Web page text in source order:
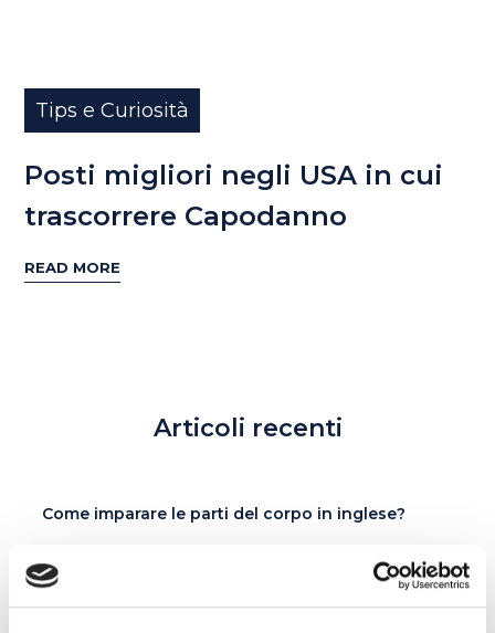
Tips e Curiosità
Posti migliori negli USA in cui
trascorrere Capodanno
READ MORE
Articoli recenti
Come imparare le parti del corpo in inglese?
Cosa significano red flag, gaslighting e love